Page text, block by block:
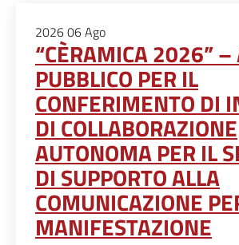
202606Ago
“CÈRAMICA 2026” –
PUBBLICO PER IL
CONFERIMENTO DI
DI COLLABORAZIONE
AUTONOMA PER IL
DI SUPPORTO ALLA
COMUNICAZIONE
MANIFESTAZIONE